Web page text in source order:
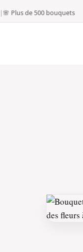
|🌸 Plus de 500 bouquets